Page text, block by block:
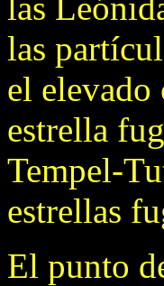
las
el elevado
estrella
Tempel-
estrellas
El punto